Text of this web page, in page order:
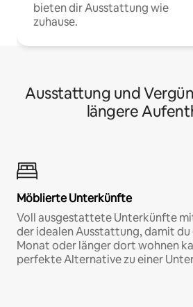
bieten dir Ausstattung wie
zuhause.
Ausstattung und
längere
Möblierte Unterkünfte
Voll ausgestattete Unterkünfte
der idealen Ausstattung, damit du
Monat oder länger dort wohnen
perfekte Alternative zu einer